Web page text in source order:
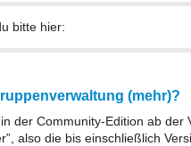
bitte hier:
(mehr)?
der Community-Edition ab der
also die bis einschließlich